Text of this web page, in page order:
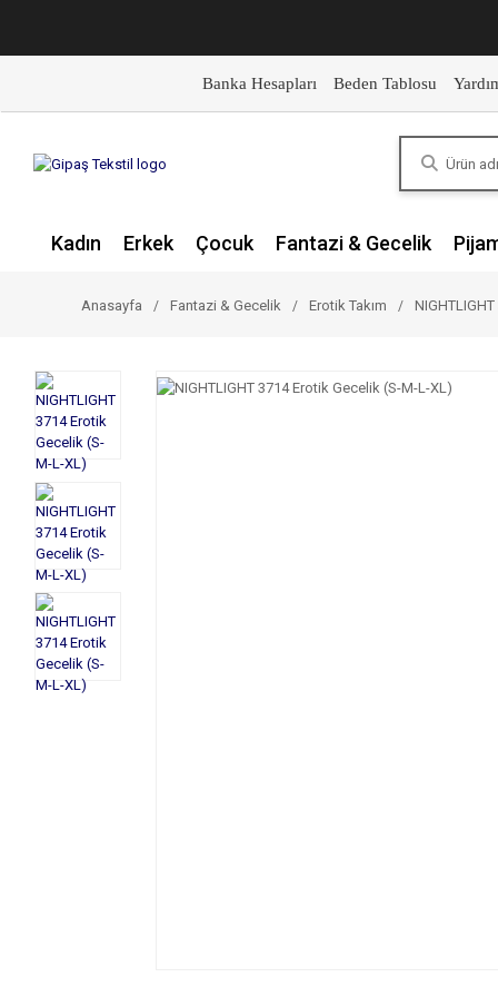
Banka Hesapları Beden Tablosu
Kadın Erkek Çocuk Fantazi & Gecelik
Anasayfa Fantazi & Gecelik Erotik Takım